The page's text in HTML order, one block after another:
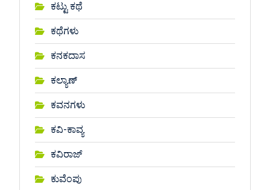
ಕಟ್ಟು ಕಥೆ
ಕಥೆಗಳು
ಕನಕದಾಸ
ಕಲ್ಯಾಣ್
ಕವನಗಳು
ಕವಿ-ಕಾವ್ಯ
ಕವಿರಾಜ್
ಕುವೆಂಪು